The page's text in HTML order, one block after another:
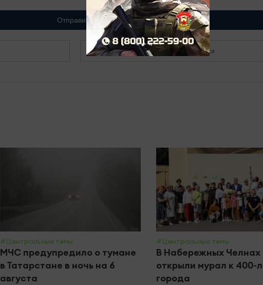
Отправить
Зарегистрироваться
#Центральные темы
МЧС предупредило о тумане
в Татарстане в ночь на 6
августа
#Центральные темы
В Набережных Челнах
открыли мурал к 400-
города